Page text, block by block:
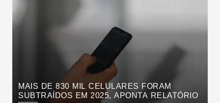
MAIS DE 830 MIL CELULARES FORAM
SUBTRAÍDOS EM 2025, APONTA RELATÓRIO